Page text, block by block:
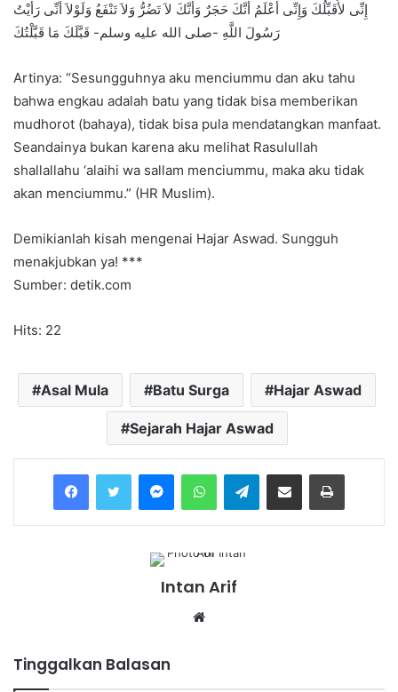
إِنِّى لأُقَبِّلُكَ وَإِنِّى أَعْلَمُ أَنَّكَ حَجَرٌ وَأَنَّكَ لاَ تَضُرُّ وَلاَ تَنْفَعُ وَلَوْلاَ أَنِّى رَأَيْتُ
رَسُولَ اللَّهِ -صلى الله عليه وسلم- قَبَّلَكَ مَا قَبَّلْتُكَ
Artinya: “Sesungguhnya aku menciummu dan aku tahu
bahwa engkau adalah batu yang tidak bisa memberikan
mudhorot (bahaya), tidak bisa pula mendatangkan manfaat.
Seandainya bukan karena aku melihat Rasulullah
shallallahu ‘alaihi wa sallam menciummu, maka aku tidak
akan menciummu.” (HR Muslim).
Demikianlah kisah mengenai Hajar Aswad. Sungguh
menakjubkan ya! ***
Sumber: detik.com
Hits: 22
Asal Mula Batu Surga Hajar Aswad
Sejarah Hajar Aswad
MessengerWhatsAppTelegramShare via Email Print
Intan Arif
Website
Tinggalkan Balasan